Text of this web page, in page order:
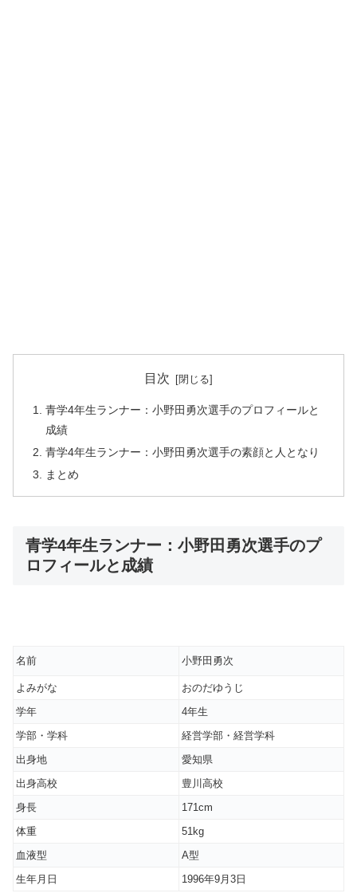
目次
青学4年生ランナー：小野田勇次選手のプロフィールと
成績
青学4年生ランナー：小野田勇次選手の素顔と人となり
まとめ
青学4年生ランナー：小野田勇次選手のプ
ロフィールと成績
名前 小野田勇次
よみがな
おのだゆうじ
学年
4年生
学部・学科
経営学部・経営学科
出身地
愛知県
出身高校
豊川高校
身長
171cm
体重
51kg
血液型
A型
生年月日
1996年9月3日